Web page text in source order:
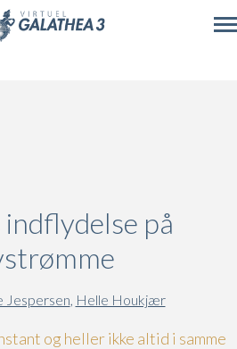
på
Jespersen, Helle Houkjær
og heller ikke altid i samme